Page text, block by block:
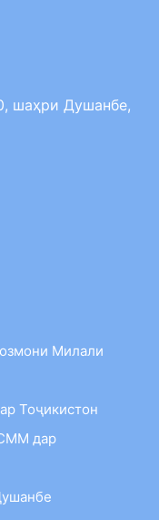
шаҳри Душанбе,
Милали
Тоҷикистон
дар